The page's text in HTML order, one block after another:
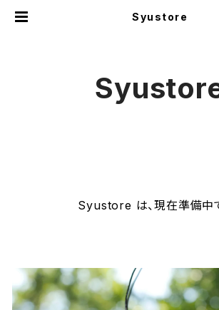
Syustore
Syustore は、現在準備中